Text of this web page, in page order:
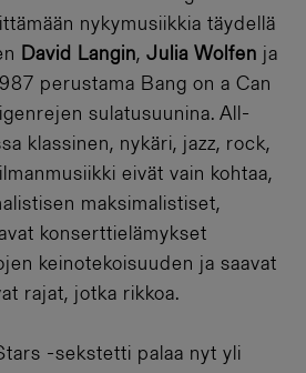
nykymusiikkia täydellä
David Langin, Julia Wolfen ja
perustama Bang on a Can
sulatusuunina. All-
klassinen, nykäri, jazz, rock,
eivät vain kohtaa,
maksimalistiset,
konserttielämykset
keinotekoisuuden ja saavat
rajat, jotka rikkoa.
-sekstetti palaa nyt yli